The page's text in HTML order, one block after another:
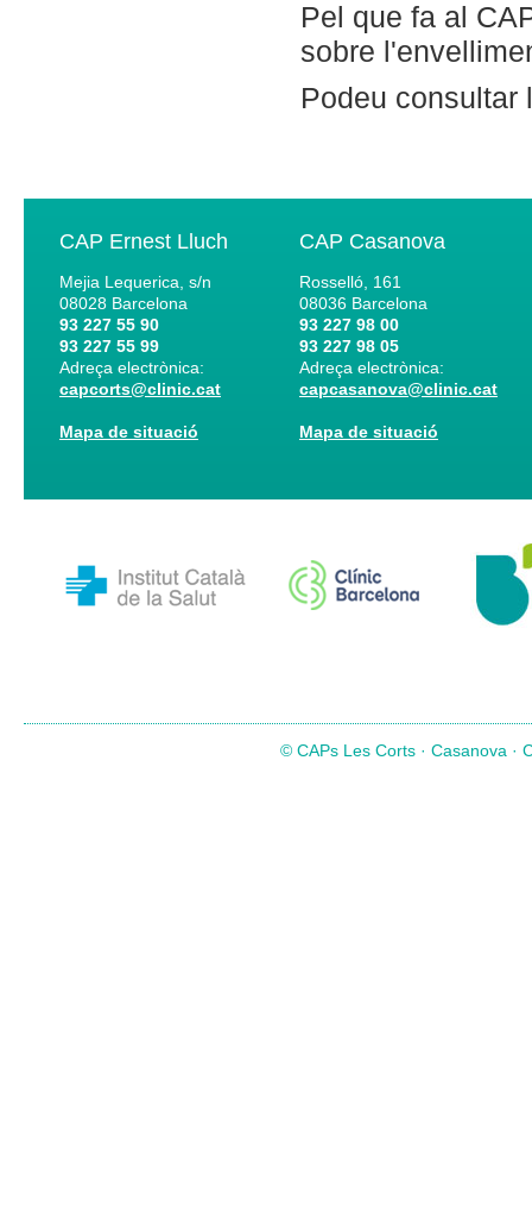
Pel que fa al
sobre
Podeu
CAP Ernest Lluch
Mejia Lequerica, s/n
08028 Barcelona
93 227 55 90
93 227 55 99
Adreça electrònica:
capcorts@clinic.cat
Mapa de situació
CAP Casanova
Rosselló, 161
08036 Barcelona
93 227 98 00
93 227 98 05
Adreça electrònica:
capcasanova@clinic.cat
Mapa de situació
© CAPs Les Corts · Casanova ·